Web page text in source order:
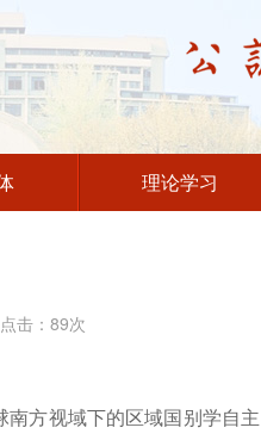
理论学习
击： 89次
方视域下的区域国别学自主